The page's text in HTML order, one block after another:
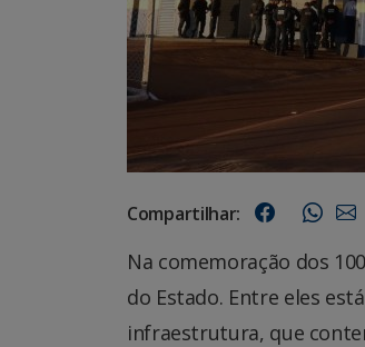
Compartilhar:
Na comemoração dos
do Estado. Entre eles
infraestrutura, que